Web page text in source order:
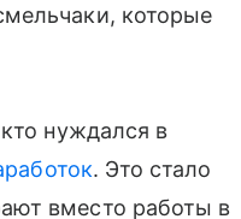
которые
нуждался в
. Это стало
вместо работы в